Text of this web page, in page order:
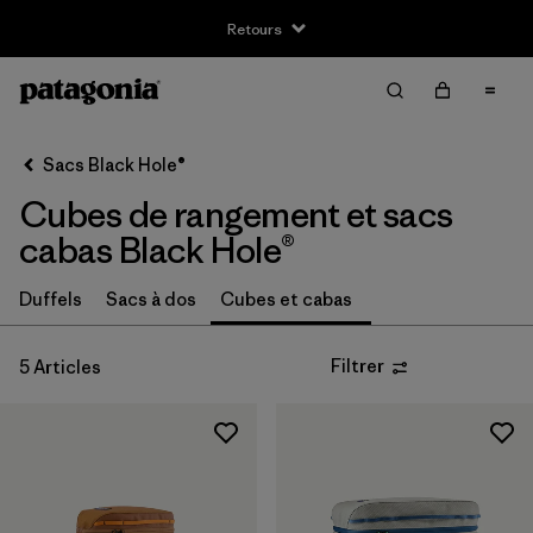
Retours
Filtrer par
Taille
Taille Unique (5)
Filtrer par
Genre
Filtrer par
Couleur
Sacs Black Hole®
Cubes de rangement et sacs
cabas Black Hole®
Duffels Sacs à dos Cubes et cabas
5 Articles Filtrer